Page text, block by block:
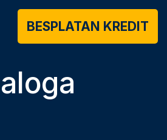
BESPLATAN KREDIT